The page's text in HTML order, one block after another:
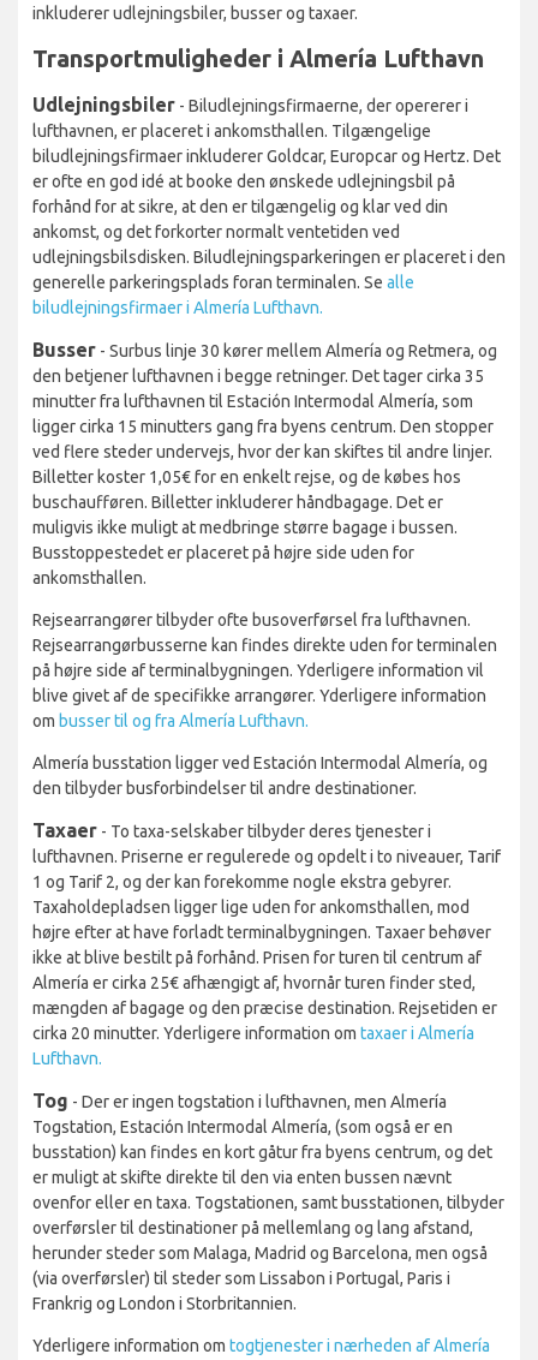
inkluderer udlejningsbiler, busser og taxaer.
Transportmuligheder i Almería Lufthavn
Udlejningsbiler - Biludlejningsfirmaerne, der opererer i
lufthavnen, er placeret i ankomsthallen. Tilgængelige
biludlejningsfirmaer inkluderer Goldcar, Europcar og Hertz. Det
er ofte en god idé at booke den ønskede udlejningsbil på
forhånd for at sikre, at den er tilgængelig og klar ved din
ankomst, og det forkorter normalt ventetiden ved
udlejningsbilsdisken. Biludlejningsparkeringen er placeret i den
generelle parkeringsplads foran terminalen. Se alle
biludlejningsfirmaer i Almería Lufthavn.
Busser - Surbus linje 30 kører mellem Almería og Retmera, og
den betjener lufthavnen i begge retninger. Det tager cirka 35
minutter fra lufthavnen til Estación Intermodal Almería, som
ligger cirka 15 minutters gang fra byens centrum. Den stopper
ved flere steder undervejs, hvor der kan skiftes til andre linjer.
Billetter koster 1,05€ for en enkelt rejse, og de købes hos
buschaufføren. Billetter inkluderer håndbagage. Det er
muligvis ikke muligt at medbringe større bagage i bussen.
Busstoppestedet er placeret på højre side uden for
ankomsthallen.
Rejsearrangører tilbyder ofte busoverførsel fra lufthavnen.
Rejsearrangørbusserne kan findes direkte uden for terminalen
på højre side af terminalbygningen. Yderligere information vil
blive givet af de specifikke arrangører. Yderligere information
om busser til og fra Almería Lufthavn.
Almería busstation ligger ved Estación Intermodal Almería, og
den tilbyder busforbindelser til andre destinationer.
Taxaer - To taxa-selskaber tilbyder deres tjenester i
lufthavnen. Priserne er regulerede og opdelt i to niveauer, Tarif
1 og Tarif 2, og der kan forekomme nogle ekstra gebyrer.
Taxaholdepladsen ligger lige uden for ankomsthallen, mod
højre efter at have forladt terminalbygningen. Taxaer behøver
ikke at blive bestilt på forhånd. Prisen for turen til centrum af
Almería er cirka 25€ afhængigt af, hvornår turen finder sted,
mængden af bagage og den præcise destination. Rejsetiden er
cirka 20 minutter. Yderligere information om taxaer i Almería
Lufthavn.
Tog - Der er ingen togstation i lufthavnen, men Almería
Togstation, Estación Intermodal Almería, (som også er en
busstation) kan findes en kort gåtur fra byens centrum, og det
er muligt at skifte direkte til den via enten bussen nævnt
ovenfor eller en taxa. Togstationen, samt busstationen, tilbyder
overførsler til destinationer på mellemlang og lang afstand,
herunder steder som Malaga, Madrid og Barcelona, men også
(via overførsler) til steder som Lissabon i Portugal, Paris i
Frankrig og London i Storbritannien.
Yderligere information om togtjenester i nærheden af Almería